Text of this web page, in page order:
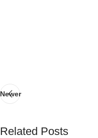
Newer
Related Posts